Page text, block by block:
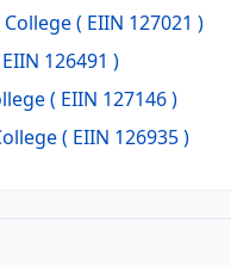
( EIIN 127021 )
126491 )
( EIIN 127146 )
( EIIN 126935 )